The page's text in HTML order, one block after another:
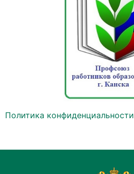
Политика конфиденциальности